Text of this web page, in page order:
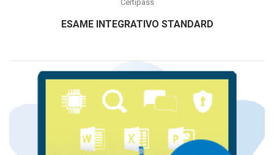
Certipass
ESAME INTEGRATIVO STANDARD